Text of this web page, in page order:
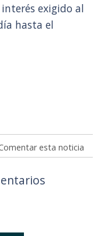
exigido al
hasta el
esta noticia